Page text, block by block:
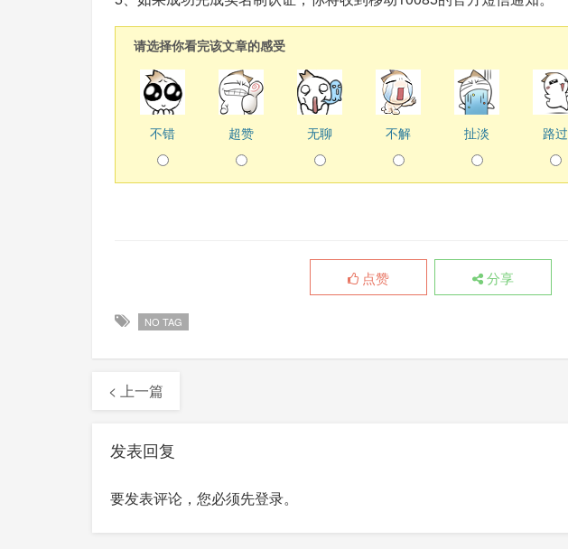
请选择你看完该文章的感受
不错 超赞 无聊 不解 扯淡 路过
点赞 分享
NO TAG
< 上一篇
发表回复
要发表评论，您必须先登录。